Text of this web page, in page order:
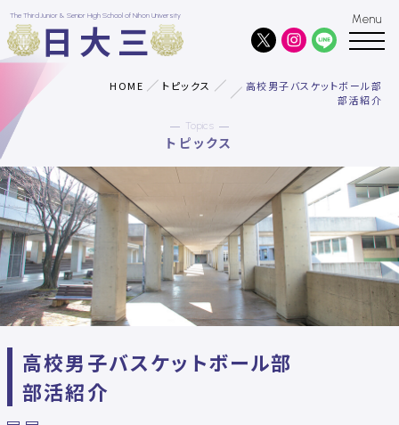
The Third Junior & Senior High School of Nihon University
日大三
HOME トピックス
高校男子バスケットボール部
部活紹介
Topics
トピックス
高校男子バスケットボール部
部活紹介